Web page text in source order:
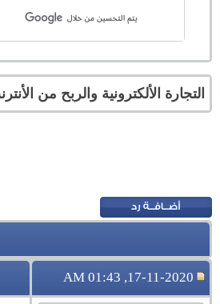
التجارة الألكترونية والربح من
17-11-2020, 01:43 AM